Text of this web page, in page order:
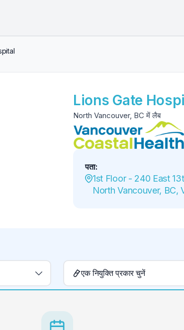
Lions Gate
North Vancouver, BC में लैब
पता:
1st Floor - 240 East
North Vancouver, BC,
एक नियुक्ति प्रकार चुनें